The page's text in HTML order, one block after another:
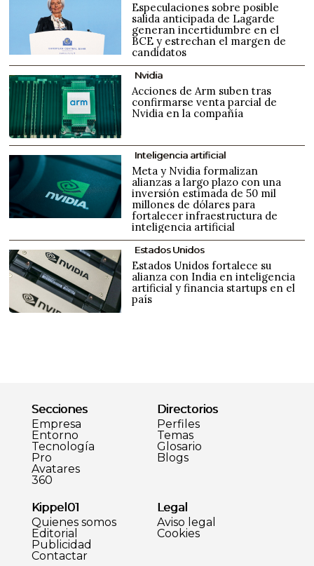
Especulaciones sobre posible
salida anticipada de Lagarde
generan incertidumbre en el
BCE y estrechan el margen de
candidatos
Nvidia
Acciones de Arm suben tras
confirmarse venta parcial de
Nvidia en la compañía
Inteligencia artificial
Meta y Nvidia formalizan
alianzas a largo plazo con una
inversión estimada de 50 mil
millones de dólares para
fortalecer infraestructura de
inteligencia artificial
Estados Unidos
Estados Unidos fortalece su
alianza con India en inteligencia
artificial y financia startups en el
país
Secciones
Empresa
Entorno
Tecnología
Pro
Avatares
360
Directorios
Perfiles
Temas
Glosario
Blogs
Kippel01
Quienes somos
Editorial
Publicidad
Contactar
Legal
Aviso legal
Cookies